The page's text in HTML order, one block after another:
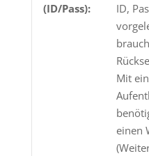
(ID/Pass):
ID,
Mit
einen